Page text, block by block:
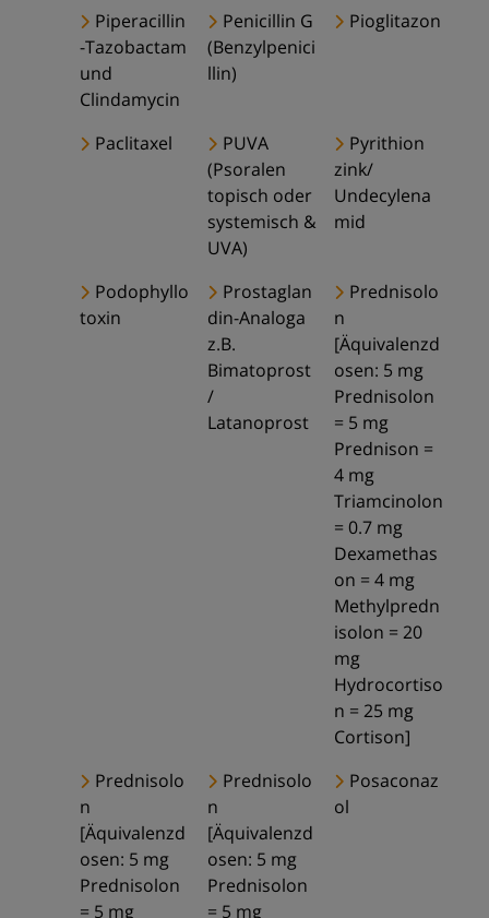
Piperacillin
-Tazobactam
und
Clindamycin
Penicillin G
(Benzylpenici
llin)
Pioglitazon
Paclitaxel
PUVA
(Psoralen
topisch oder
systemisch &
UVA)
Pyrithion
zink/
Undecylena
mid
Podophyllo
toxin
Prostaglan
din-Analoga
z.B.
Bimatoprost
/
Latanoprost
Prednisolo
n
[Äquivalenzd
osen: 5 mg
Prednisolon
= 5 mg
Prednison =
4 mg
Triamcinolon
= 0.7 mg
Dexamethas
on = 4 mg
Methylpredn
isolon = 20
mg
Hydrocortiso
n = 25 mg
Cortison]
Prednisolo
n
[Äquivalenzd
osen: 5 mg
Prednisolon
= 5 mg
Prednisolo
n
[Äquivalenzd
osen: 5 mg
Prednisolon
= 5 mg
Posaconaz
ol